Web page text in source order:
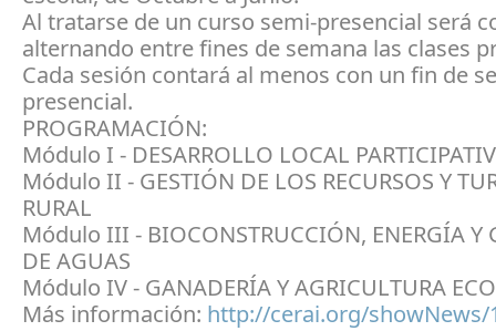
Al tratarse de un curso semi-presencial será
alternando entre fines de semana las clases
Cada sesión contará al menos con un fin de
presencial.
PROGRAMACIÓN:
Módulo I - DESARROLLO LOCAL
Módulo II - GESTIÓN DE LOS RECURSOS Y
RURAL
Módulo III - BIOCONSTRUCCIÓN, ENERGÍA Y
DE AGUAS
Módulo IV - GANADERÍA Y AGRICULTURA
Más información: http://cerai.org/showNews/